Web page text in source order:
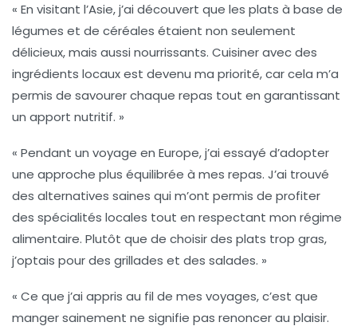
« En visitant l’Asie, j’ai découvert que les plats à base de
légumes et de céréales étaient non seulement
délicieux, mais aussi nourrissants. Cuisiner avec des
ingrédients locaux est devenu ma priorité, car cela m’a
permis de savourer chaque repas tout en garantissant
un apport nutritif. »
« Pendant un voyage en Europe, j’ai essayé d’adopter
une approche plus équilibrée à mes repas. J’ai trouvé
des alternatives saines qui m’ont permis de profiter
des spécialités locales tout en respectant mon régime
alimentaire. Plutôt que de choisir des plats trop gras,
j’optais pour des grillades et des salades. »
« Ce que j’ai appris au fil de mes voyages, c’est que
manger sainement ne signifie pas renoncer au plaisir.